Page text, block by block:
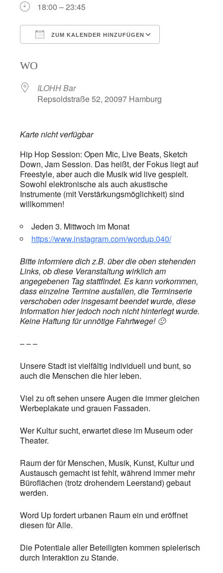
18:00 – 23:45
ZUM KALENDER HINZUFÜGEN
WO
ILOHH Bar
Repsoldstraße 52, 20097 Hamburg
Karte nicht verfügbar
Hip Hop Session: Open Mic, Live Beats, Sketch
Down, Jam Session. Das heißt, der Fokus liegt auf
Freestyle, aber auch die Musik wid live gespielt.
Sowohl elektronische als auch akustische
Instrumente (mit Verstärkungsmöglichkeit) sind
willkommen!
Jeden 3. Mittwoch im Monat
https://www.instagram.com/wordup.040/
Bitte informiere dich z.B. über die oben stehenden
Links, ob diese Veranstaltung wirklich am
angegebenen Tag stattfindet. Es kann vorkommen,
dass einzelne Termine ausfallen, die Terminserie
verschoben oder insgesamt beendet wurde, diese
Information hier jedoch noch nicht hinterlegt wurde.
Keine Haftung für unnötige Fahrtwege! 🙂
– – –
Unsere Stadt ist vielfältig individuell und bunt, so
auch die Menschen die hier leben.
Viel zu oft sehen unsere Augen die immer gleichen
Werbeplakate und grauen Fassaden.
Wer Kultur sucht, erwartet diese im Museum oder
Theater.
Raum der für Menschen, Musik, Kunst, Kultur und
Austausch gemacht ist fehlt, während immer mehr
Büroflächen (trotz drohendem Leerstand) gebaut
werden.
Word Up fordert urbanen Raum ein und eröffnet
diesen für Alle.
Die Potentiale aller Beteiligten kommen spielerisch
durch Interaktion zu Stande.